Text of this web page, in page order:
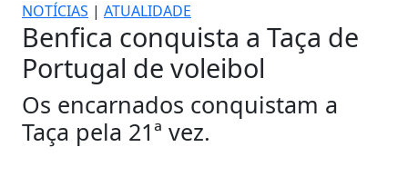
NOTÍCIAS | ATUALIDADE
Benfica conquista a Taça de
Portugal de voleibol
Os encarnados conquistam a
Taça pela 21ª vez.